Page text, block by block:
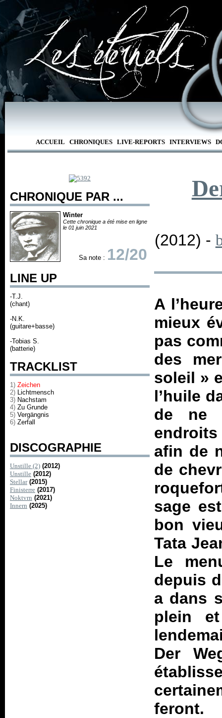
ACCUEIL CHRONIQUES LIVE-REPORTS INTERVIEWS
CHRONIQUE PAR ...
Winter
Cette chronique a été mise en ligne
le 01 juin 2021
Sa note : 12/20
LINE UP
-T.J.
(chant)
-N.K.
(guitare+basse)
-Tobias S.
(batterie)
TRACKLIST
1) Zeichen
2) Lichtmensch
3) Nachstam
4) Zu Grunde
5) Vergängnis
6) Zerfall
DISCOGRAPHIE
Unstille (2) (2012)
Unstille (2012)
Stellar (2015)
Finisterre (2017)
Noktvrn (2021)
Innern (2025)
(2012) -
A
mieux
pas
des
soleil »
l’huile
de ne
afin de
de
sage
bon
Tata
Le
depuis
a dans
plein
Der
feront.